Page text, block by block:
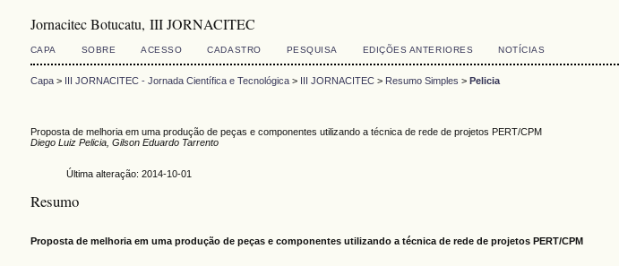
Jornacitec Botucatu, III JORNACITEC
CAPA SOBRE ACESSO CADASTRO PESQUISA EDIÇÕES ANTERIORES NOTÍCIAS
Capa> III JORNACITEC - Jornada Científica e Tecnológica> III JORNACITEC> Resumo Simples > Pelicia
Proposta de melhoria em uma produção de peças e componentes utilizando a técnica de rede de projetos PERT/CPM
Diego Luiz Pelicia, Gilson Eduardo Tarrento
Última alteração: 2014-10-01
Resumo
Proposta de melhoria em uma produção de peças e componentes utilizando a técnica de rede de projetos PERT/CPM